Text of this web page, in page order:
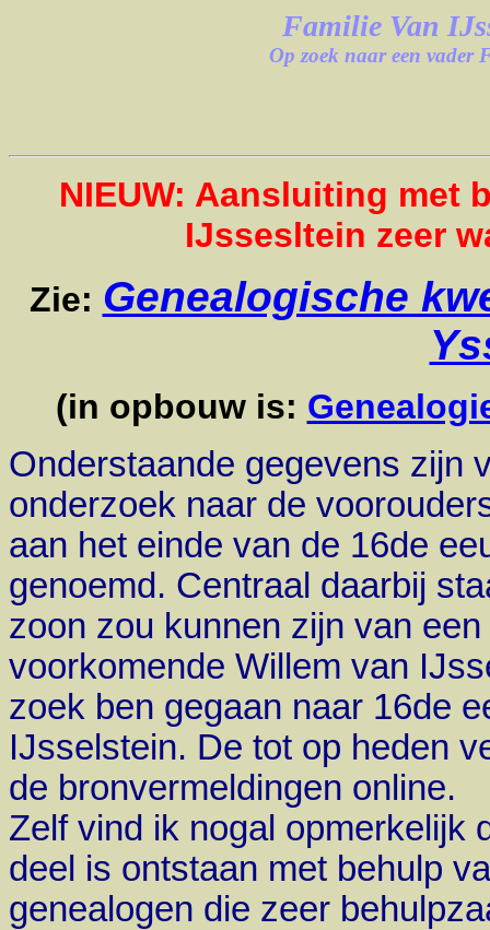
Familie Van
Op zoek naar een vader
NIEUW: Aansluiting met
IJssesltein zeer
Zie: Genealogische
(in opbouw is:
Onderstaande gegevens zijn
onderzoek naar de
aan het einde van de 16de
genoemd. Centraal daarbij
zoon zou kunnen zijn van
voorkomende Willem van
zoek ben gegaan naar 16de
IJsselstein. De tot op heden
de bronvermeldingen online.
Zelf vind ik nogal opmerkelijk
deel is ontstaan met behulp
genealogen die zeer